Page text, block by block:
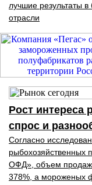
лучшие результаты
отрасли
Рост интереса
спрос и
Согласно
рыбохозяйственных
ОФД», объем продаж
378%, а мороженых